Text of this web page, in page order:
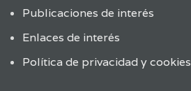
Publicaciones de interés
Enlaces de interés
Política de privacidad y cookies